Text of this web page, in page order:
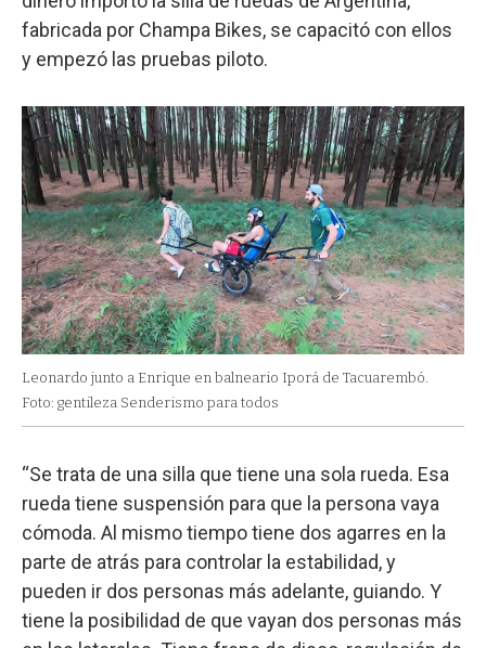
fabricada por Champa Bikes, se capacitó con ellos
y empezó las pruebas piloto.
Leonardo junto a Enrique en balneario Iporá de Tacuarembó.
Foto: gentileza Senderismo para todos
“Se trata de una silla que tiene una sola rueda. Esa
rueda tiene suspensión para que la persona vaya
cómoda. Al mismo tiempo tiene dos agarres en la
parte de atrás para controlar la estabilidad, y
pueden ir dos personas más adelante, guiando. Y
tiene la posibilidad de que vayan dos personas más